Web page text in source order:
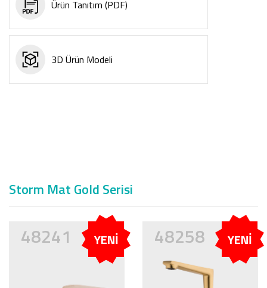
Ürün Tanıtım (PDF)
3D Ürün Modeli
Storm Mat Gold Serisi
48241 YENİ 48258 YENİ